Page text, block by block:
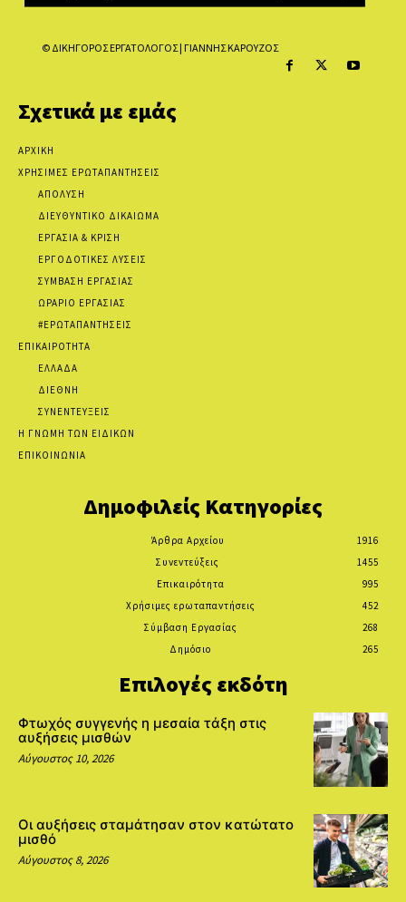
© ΔΙΚΗΓΟΡΟΣ ΕΡΓΑΤΟΛΟΓΟΣ | ΓΙΑΝΝΗΣ ΚΑΡΟΥΖΟΣ
Σχετικά με εμάς
ΑΡΧΙΚΗ
ΧΡΗΣΙΜΕΣ ΕΡΩΤΑΠΑΝΤΗΣΕΙΣ
ΑΠΟΛΥΣΗ
ΔΙΕΥΘΥΝΤΙΚΟ ΔΙΚΑΙΩΜΑ
ΕΡΓΑΣΙΑ & ΚΡΙΣΗ
ΕΡΓΟΔΟΤΙΚΕΣ ΛΥΣΕΙΣ
ΣΥΜΒΑΣΗ ΕΡΓΑΣΙΑΣ
ΩΡΑΡΙΟ ΕΡΓΑΣΙΑΣ
#ΕΡΩΤΑΠΑΝΤΗΣΕΙΣ
ΕΠΙΚΑΙΡΟΤΗΤΑ
ΕΛΛΑΔΑ
ΔΙΕΘΝΗ
ΣΥΝΕΝΤΕΥΞΕΙΣ
Η ΓΝΩΜΗ ΤΩΝ ΕΙΔΙΚΩΝ
ΕΠΙΚΟΙΝΩΝΙΑ
Δημοφιλείς Κατηγορίες
Άρθρα Αρχείου
1916
Συνεντεύξεις
1455
Επικαιρότητα
995
Χρήσιμες ερωταπαντήσεις
452
Σύμβαση Εργασίας
268
Δημόσιο
265
Επιλογές εκδότη
Φτωχός συγγενής η μεσαία τάξη στις
αυξήσεις μισθών
Αύγουστος 10, 2026
Οι αυξήσεις σταμάτησαν στον κατώτατο
μισθό
Αύγουστος 8, 2026